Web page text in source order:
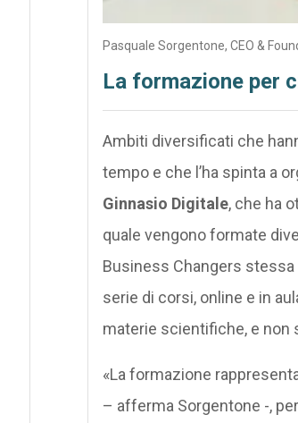
Pasquale Sorgentone, CEO &
La formazione per
Ambiti diversificati che
tempo e che l’ha spinta a
Ginnasio Digitale, che ha
quale vengono formate
Business Changers
serie di corsi, online e in
materie scientifiche, e non
«La formazione
– afferma Sorgentone -,